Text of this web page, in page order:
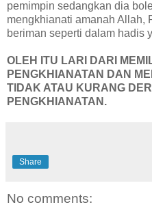
pemimpin sedangkan dia
mengkhianati amanah Allah,
beriman seperti dalam hadis
OLEH ITU LARI DARI
PENGKHIANATAN DAN
TIDAK ATAU KURANG
PENGKHIANATAN.
Share
No comments: